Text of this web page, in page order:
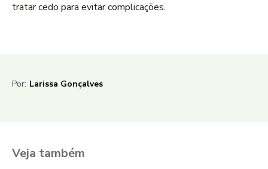
tratar cedo para evitar complicações.
Por: Larissa Gonçalves
Veja também